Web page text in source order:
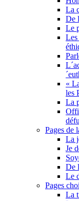
La
De
Le
Les
«
les
La
Pages de
La
Je
De
Le
Pages
La